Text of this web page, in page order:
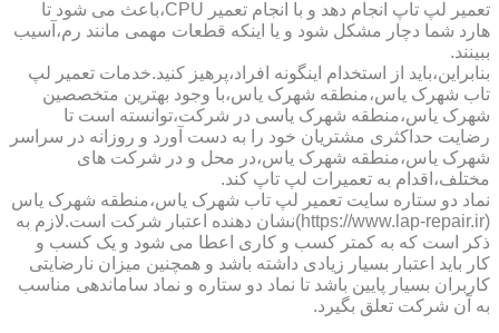
تعمیر لپ تاپ انجام دهد و با انجام تعمیر CPU،باعث می شود تا
هارد شما دچار مشکل شود و یا اینکه قطعات مهمی مانند رم،آسیب
ببینند.
بنابراین،باید از استخدام اینگونه افراد،پرهیز کنید.خدمات تعمیر لپ
تاب شهرک یاس،منطقه شهرک یاس،با وجود بهترین متخصصین
شهرک یاس،منطقه شهرک یاسی در شرکت،توانسته است تا
رضایت حداکثری مشتریان خود را به دست آورد و روزانه در سراسر
شهرک یاس،منطقه شهرک یاس،در محل و در شرکت های
مختلف،اقدام به تعمیرات لپ تاپ کند.
نماد دو ستاره سایت تعمیر لپ تاب شهرک یاس،منطقه شهرک یاس
(https://www.lap-repair.ir)نشان دهنده اعتبار شرکت است.لازم به
ذکر است که به کمتر کسب و کاری اعطا می شود و یک کسب و
کار باید اعتبار بسیار زیادی داشته باشد و همچنین میزان نارضایتی
کاربران بسیار پایین باشد تا نماد دو ستاره و نماد ساماندهی مناسب
به آن شرکت تعلق بگیرد.